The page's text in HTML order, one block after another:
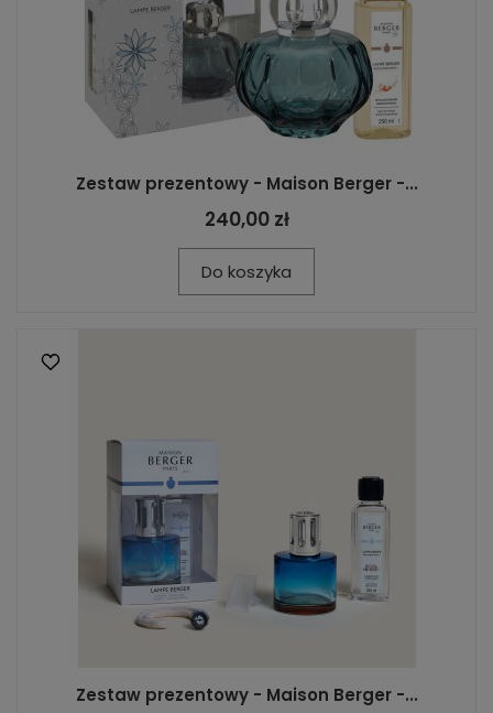
Zestaw prezentowy - Maison Berger -...
240,00 zł
Do koszyka
Zestaw prezentowy - Maison Berger -...